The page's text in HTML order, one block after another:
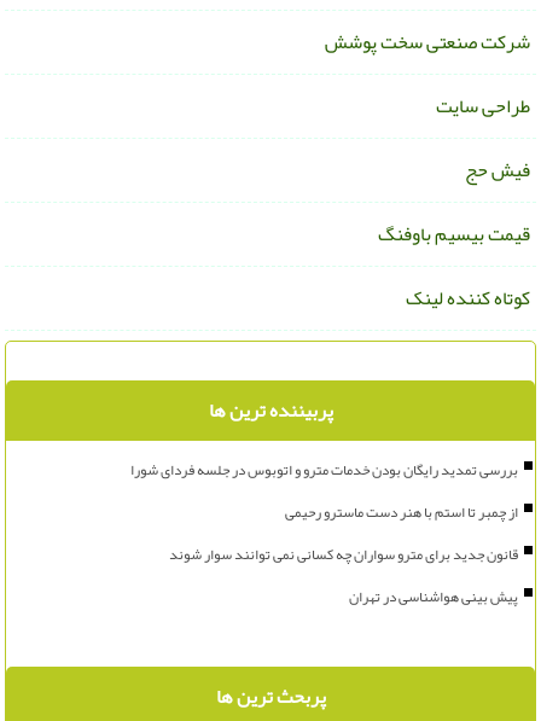
صنعتی سخت پوشش
سایت
حج
بیسیم باوفنگ
کننده لینک
پربیننده ترین ها
بررسی تمدید رایگان بودن خدمات مترو و اتوبوس در جلسه فردای شورا
از چمبر تا استم با هنر دست ماسترو رحیمی
قانون جدید برای مترو سواران چه کسانی نمی توانند سوار شوند
پیش بینی هواشناسی در تهران
پربحث ترین ها